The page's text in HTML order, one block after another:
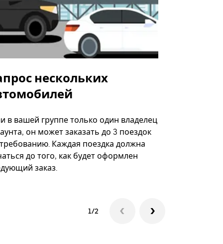
нескольких
в вашей группе только один владелец
он может заказать до 3 поездок
Каждая поездка должна
до того, как будет оформлен
заказ.
1/2